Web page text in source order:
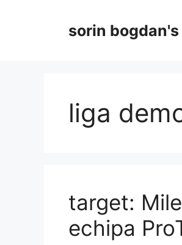
sorin
liga
target:
echipa